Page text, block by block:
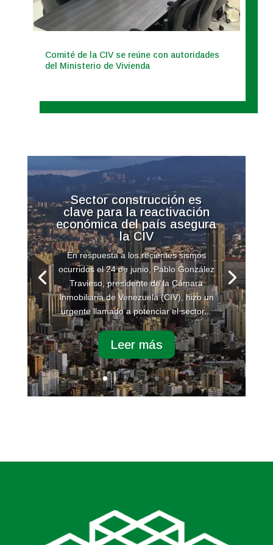
Comité de la CIV se reúne con autoridades
del Ministerio de Vivienda
Sector construcción es
clave para la reactivación
económica del país asegura
la CIV
En respuesta a los recientes sismos
ocurridos el 24 de junio, Pablo González
Travieso, presidente de la Cámara
Inmobiliaria de Venezuela (CIV), hizo un
urgente llamado a potenciar el sector...
Leer más